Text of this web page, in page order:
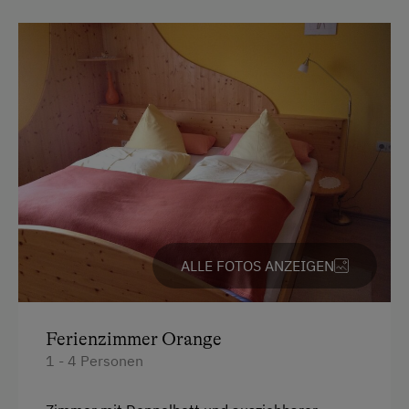
ALLE FOTOS ANZEIGEN
Ferienzimmer Orange
1 - 4 Personen